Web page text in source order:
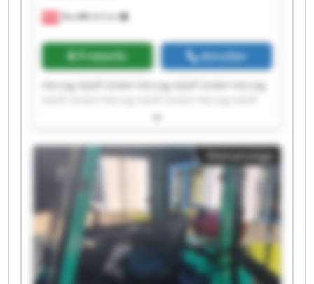
Wien 633 km
Preisinfo Anrufen
Herzog Adolf GmbH Herzog Adolf GmbH Herzog
GmbH Herzog Adolf GmbH Herzog Adolf GmbH
Adolf GmbH Herzog Adolf GmbH Herzog Adolf
GmbH Herzog Adolf GmbH Herzog Adolf GmbH
Herzog Adolf GmbH Herzog Adolf GmbH Herzog
GmbH Herzog Adolf GmbH
Kleinanzeige